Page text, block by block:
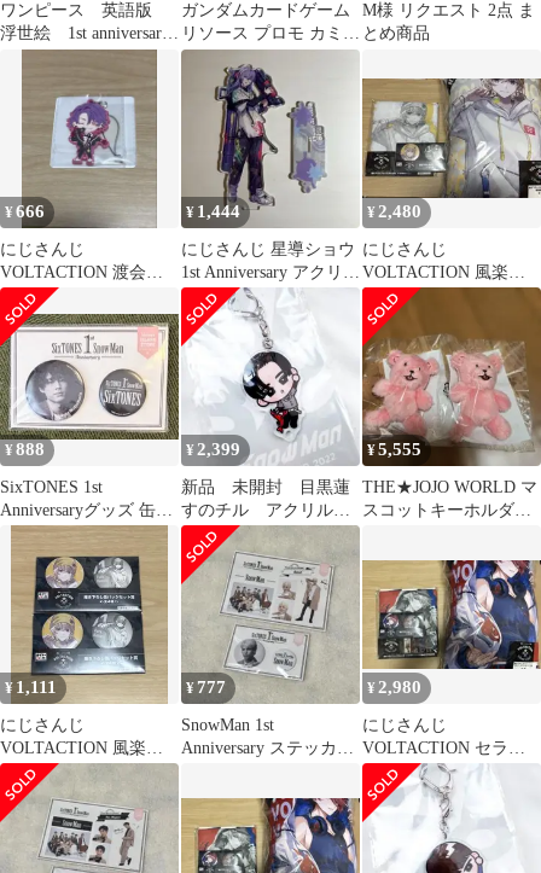
ワンピース 英語版
浮世絵 1st anniversary
ガンダムカードゲーム
リソース プロモ カミー
ユ Anniversary
M様 リクエスト 2点 ま
とめ商品
¥666
にじさんじ
VOLTACTION 渡会雲
雀 缶バッジ
¥ 1,444
にじさんじ 星導ショウ
1st Anniversary アクリル
スタンド
¥ 2,480
にじさんじ
VOLTACTION 風楽奏
斗 缶バッジ
¥888
SixTONES 1st
Anniversaryグッズ 缶バ
ッジ（松村北斗）
¥2,399
新品 未開封 目黒蓮
すのチル アクリルキ
ーホルダー S-5
¥5,555
THE★JOJO WORLD マ
スコットキーホルダ
¥ 1,111
にじさんじ
VOLTACTION 風楽奏
斗 缶バッジ
¥ 777
SnowMan 1st
Anniversary ステッカー
¥ 2,980
にじさんじ
VOLTACTION セラフ
缶バッジ